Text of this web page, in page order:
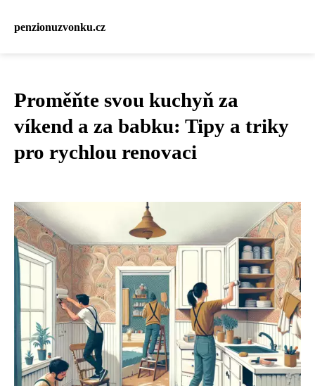
penzionuzvonku.cz
Proměňte svou kuchyň za
víkend a za babku: Tipy a triky
pro rychlou renovaci